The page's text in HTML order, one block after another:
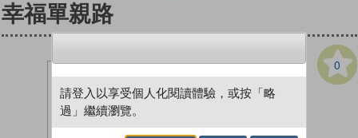
幸福單親路
0
請登入以享受個人化閱讀體驗，或按「略
過」繼續瀏覽。